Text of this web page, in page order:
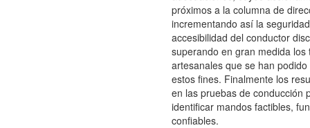
próximos a la columna de
incrementando así la
accesibilidad del conductor
superando en gran medida los
artesanales que se han
estos fines. Finalmente los
en las pruebas de conducción
identificar mandos factibles,
confiables.